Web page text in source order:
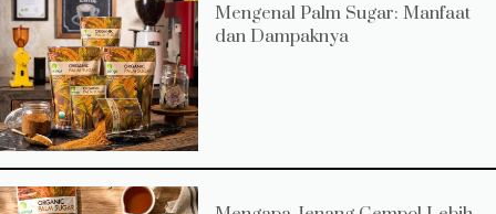
Mengenal Palm Sugar: Manfaat
dan Dampaknya